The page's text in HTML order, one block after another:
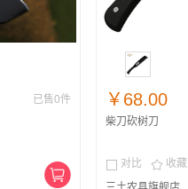
已售0件
￥68.00
柴刀砍树刀
对比  收藏